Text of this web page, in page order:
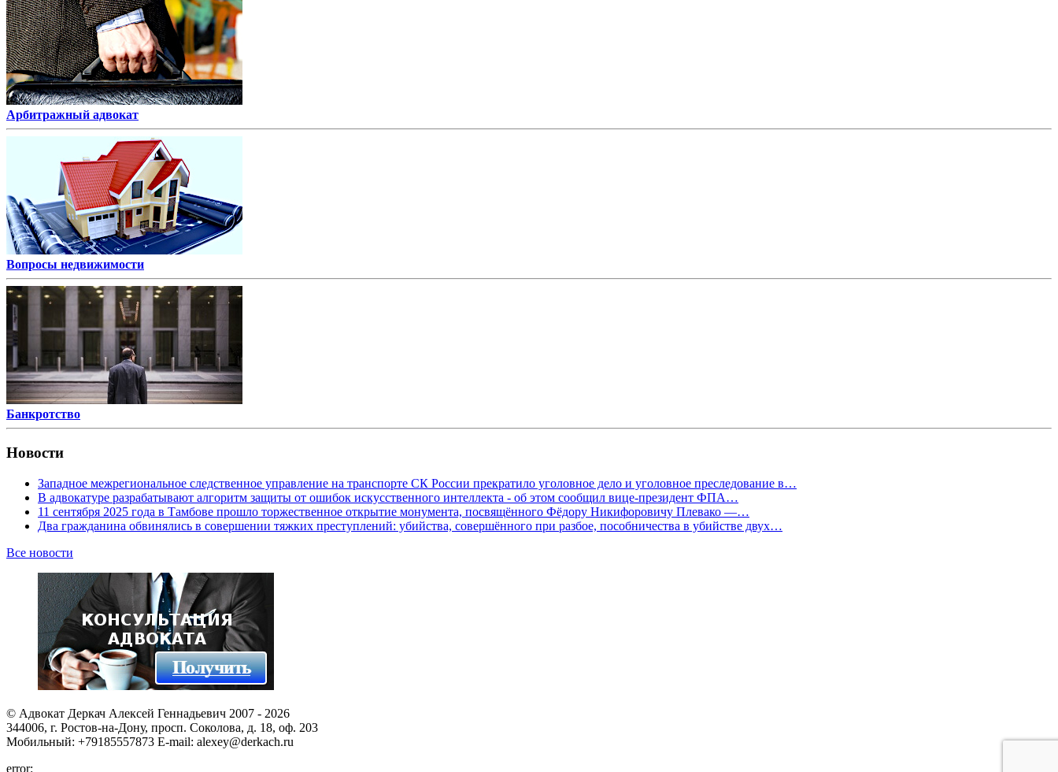
Арбитражный адвокат
Вопросы недвижимости
Банкротство
Новости
Западное межрегиональное следственное управление на транспорте СК России прекратило уголовное дело и уголовное преследование в…
В адвокатуре разрабатывают алгоритм защиты от ошибок искусственного интеллекта - об этом сообщил вице-президент ФПА…
11 сентября 2025 года в Тамбове прошло торжественное открытие монумента, посвящённого Фёдору Никифоровичу Плевако —…
Два гражданина обвинялись в совершении тяжких преступлений: убийства, совершённого при разбое, пособничества в убийстве двух…
Все новости
© Адвокат Деркач Алексей Геннадьевич 2007 - 2026
344006, г. Ростов-на-Дону, просп. Соколова, д. 18, оф. 203
Мобильный: +79185557873 E-mail: alexey@derkach.ru
error: